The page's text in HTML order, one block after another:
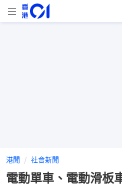
港聞 社會新聞
電動單車、電動滑板